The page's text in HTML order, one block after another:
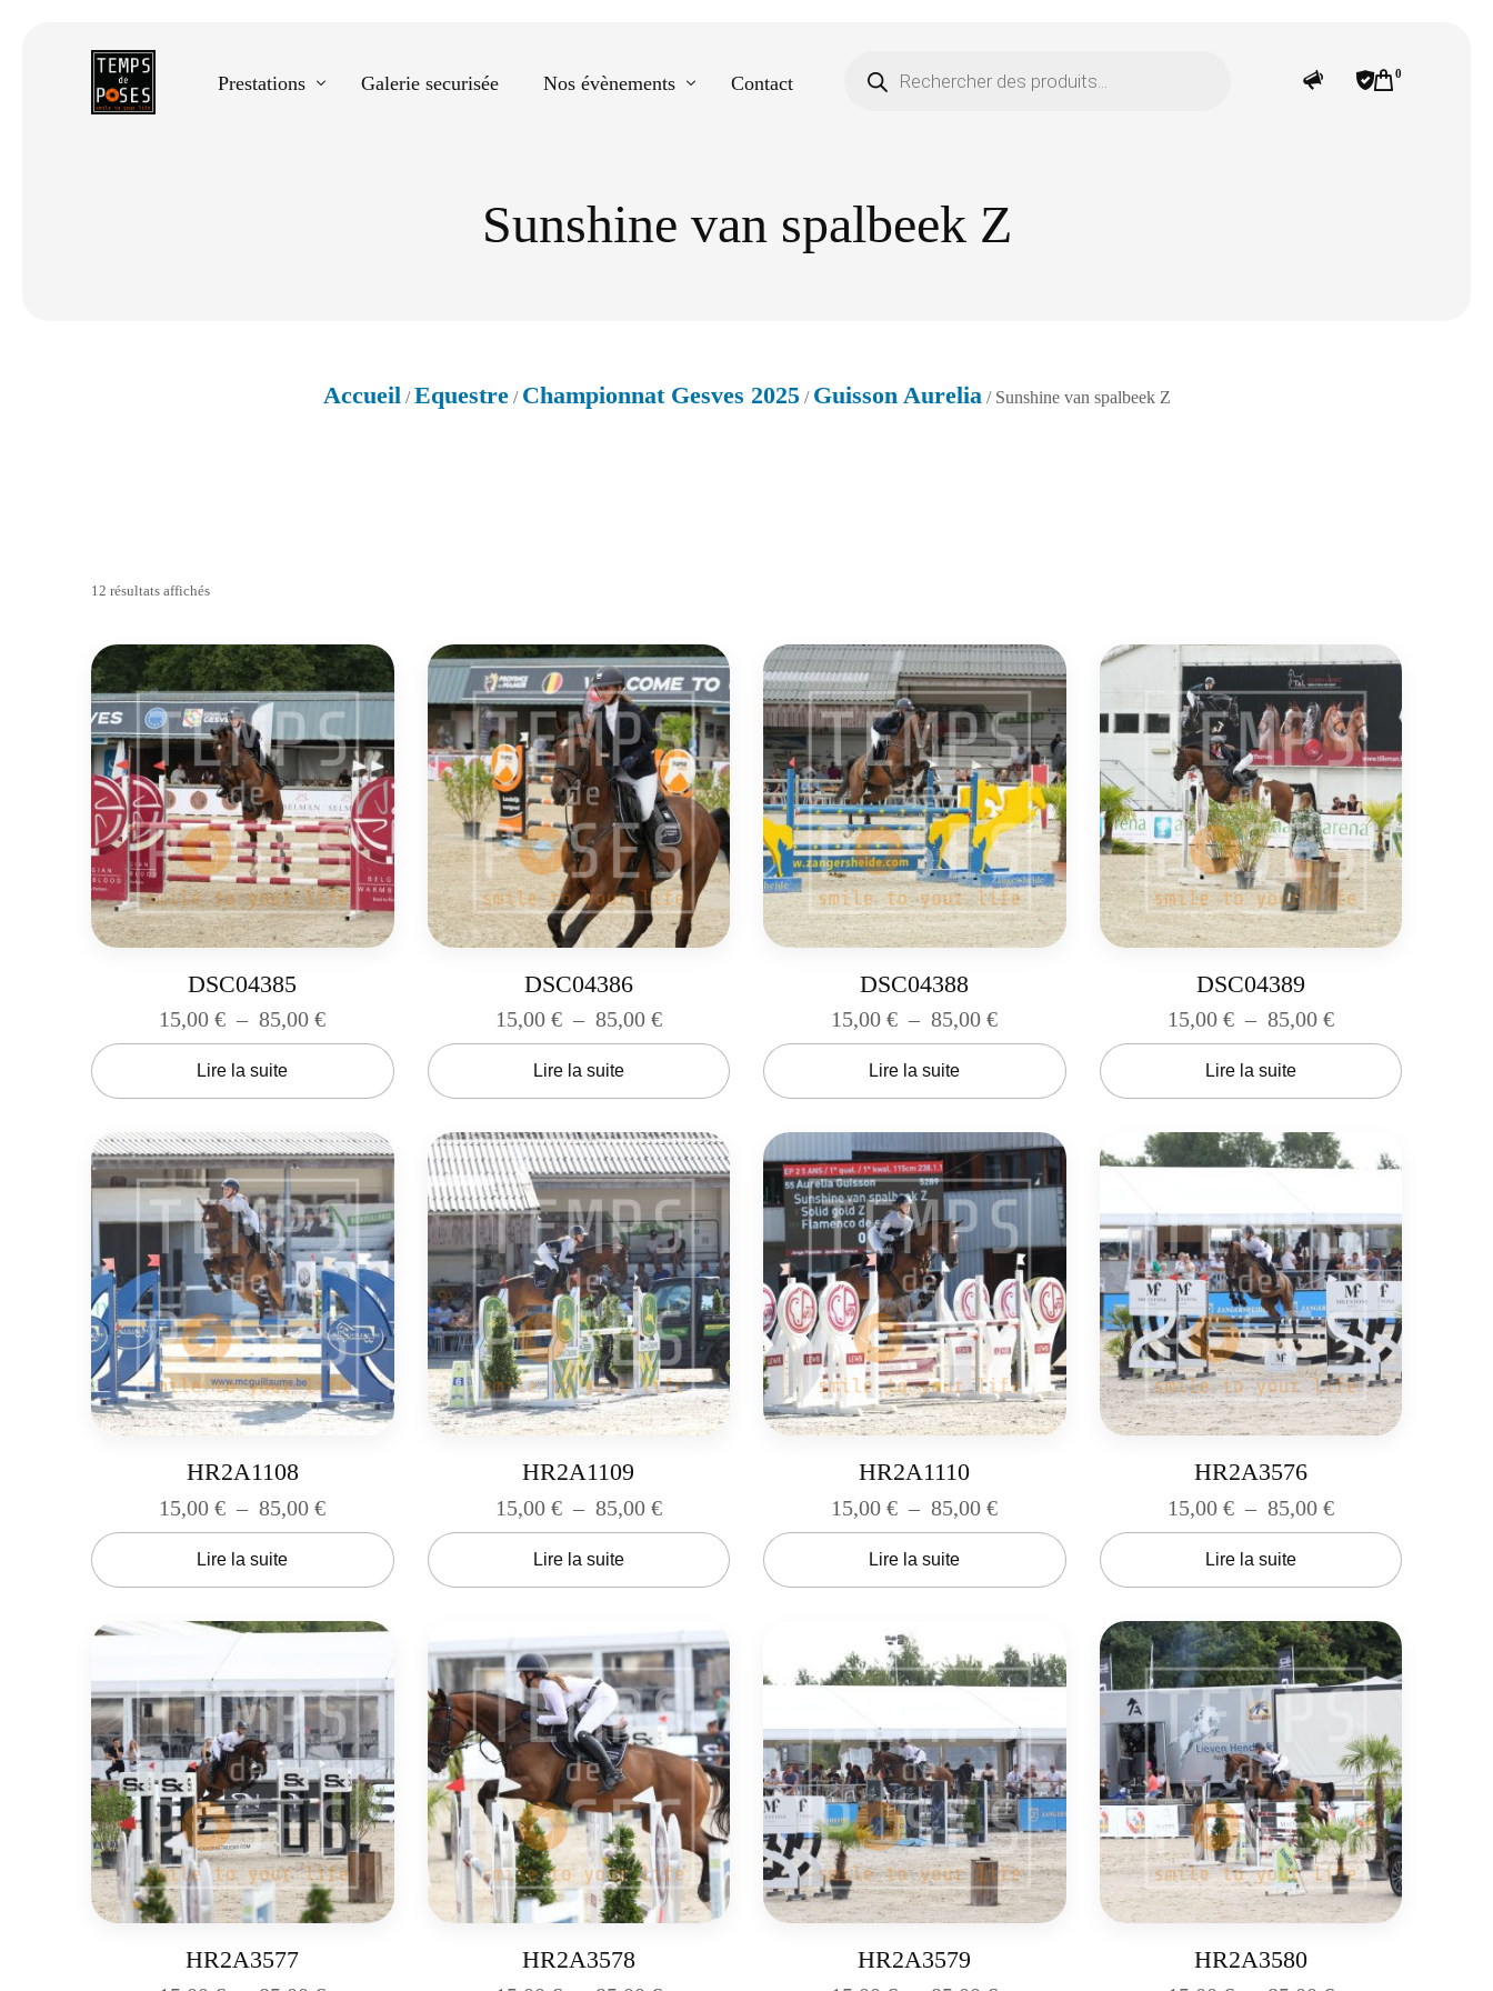
Prestations Galerie securisée Nos évènements
Equestre
Contact 0
Sunshine van spalbeek Z
Accueil /Equestre/ Championnat Gesves 2025/ Guisson Aurelia / Sunshine van spalbeek Z
12 résultats affichés
DSC04385
15,00€ – 85,00€
Lire la suite
DSC04386
15,00 € – 85,00 €
Lire la suite
DSC04388
15,00€ – 85,00€
Lire la suite
DSC04389
15,00 € – 85,00 €
Lire la suite
HR2A1108
15,00€ – 85,00€
Lire la suite
HR2A1109
15,00 € – 85,00 €
Lire la suite
HR2A1110
15,00€ – 85,00€
Lire la suite
HR2A3576
15,00 € – 85,00 €
Lire la suite
HR2A3577 HR2A3578 HR2A3579 HR2A3580